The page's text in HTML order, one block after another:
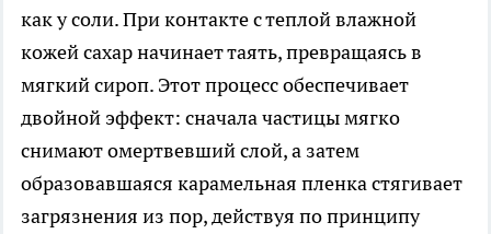
как у соли. При контакте с теплой влажной
кожей сахар начинает таять, превращаясь в
мягкий сироп. Этот процесс обеспечивает
двойной эффект: сначала частицы мягко
снимают омертвевший слой, а затем
образовавшаяся карамельная пленка стягивает
загрязнения из пор, действуя по принципу